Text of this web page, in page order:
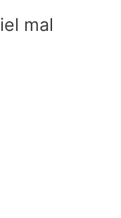
mal